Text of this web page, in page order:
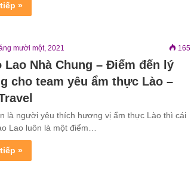
»
mười một, 2021 165
Lao Nhà Chung – Điểm đến lý
cho team yêu ẩm thực Lào –
là người yêu thích hương vị ẩm thực Lào thì cái
Lao luôn là một điểm…
»